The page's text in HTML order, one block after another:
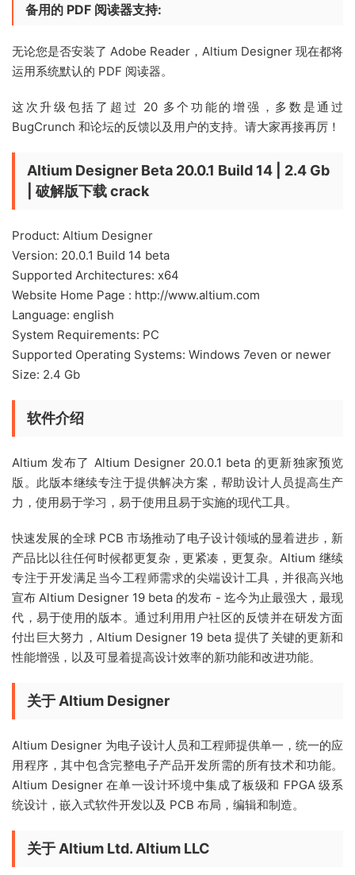
备用的 PDF 阅读器支持:
无论您是否安装了 Adobe Reader，Altium Designer 现在都将
运用系统默认的 PDF 阅读器。
这次升级包括了超过 20 多个功能的增强，多数是通过
BugCrunch 和论坛的反馈以及用户的支持。请大家再接再厉！
Altium Designer Beta 20.0.1 Build 14 | 2.4 Gb
| 破解版下载 crack
Product: Altium Designer
Version: 20.0.1 Build 14 beta
Supported Architectures: x64
Website Home Page : http://www.altium.com
Language: english
System Requirements: PC
Supported Operating Systems: Windows 7even or newer
Size: 2.4 Gb
软件介绍
Altium 发布了 Altium Designer 20.0.1 beta 的更新独家预览
版。此版本继续专注于提供解决方案，帮助设计人员提高生产
力，使用易于学习，易于使用且易于实施的现代工具。
快速发展的全球 PCB 市场推动了电子设计领域的显着进步，新
产品比以往任何时候都更复杂，更紧凑，更复杂。Altium 继续
专注于开发满足当今工程师需求的尖端设计工具，并很高兴地
宣布 Altium Designer 19 beta 的发布 - 迄今为止最强大，最现
代，易于使用的版本。通过利用用户社区的反馈并在研发方面
付出巨大努力，Altium Designer 19 beta 提供了关键的更新和
性能增强，以及可显着提高设计效率的新功能和改进功能。
关于 Altium Designer
Altium Designer 为电子设计人员和工程师提供单一，统一的应
用程序，其中包含完整电子产品开发所需的所有技术和功能。
Altium Designer 在单一设计环境中集成了板级和 FPGA 级系
统设计，嵌入式软件开发以及 PCB 布局，编辑和制造。
关于 Altium Ltd. Altium LLC